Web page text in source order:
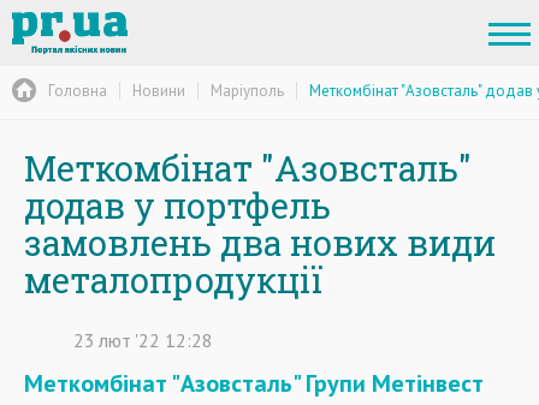
Головна Новини Маріуполь Меткомбінат "Азовсталь"
Меткомбінат "Азовсталь"
додав у портфель
замовлень два нових види
металопродукції
23 лют '22 12:28
Меткомбінат "Азовсталь" Групи Метінвест